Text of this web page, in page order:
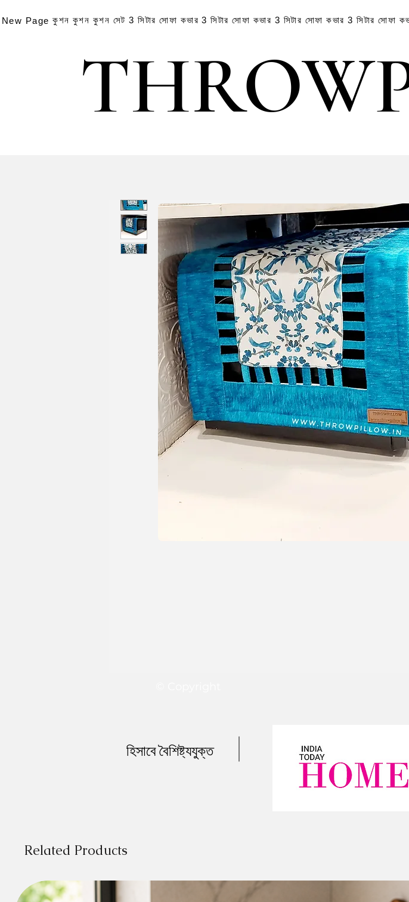
New Page কুশন কুশন কুশন সেট 3 সিটার সোফা কভার 3 সিটার সোফা কভার 3 সিটার সোফা কভার 3 সিটার সোফা
হিসাবে বৈশিষ্ট্যযুক্ত
Related Products